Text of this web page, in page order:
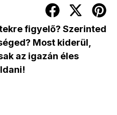
figyelő? Szerinted
Most kiderül,
az igazán éles